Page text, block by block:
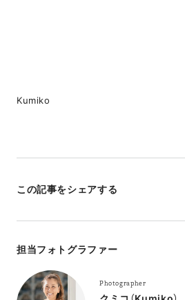
Kumiko
この記事をシェアする
担当フォトグラファー
Photographer